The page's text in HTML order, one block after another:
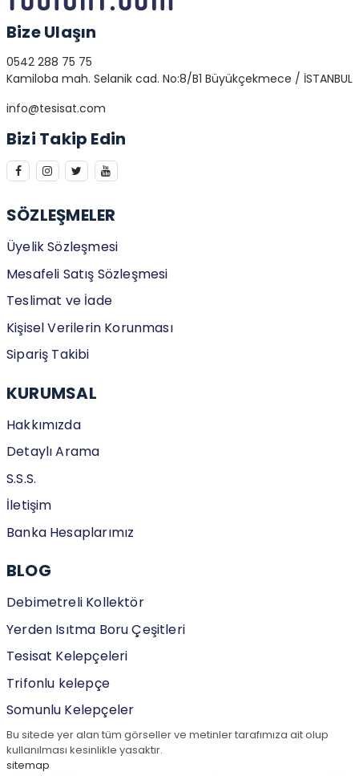
Bize Ulaşın
0542 288 75 75
Kamiloba mah. Selanik cad. No:8/B1 Büyükçekmece / İSTANBUL
info@tesisat.com
Bizi Takip Edin
SÖZLEŞMELER
Üyelik Sözleşmesi
Mesafeli Satış Sözleşmesi
Teslimat ve İade
Kişisel Verilerin Korunması
Sipariş Takibi
KURUMSAL
Hakkımızda
Detaylı Arama
S.S.S.
İletişim
Banka Hesaplarımız
BLOG
Debimetreli Kollektör
Yerden Isıtma Boru Çeşitleri
Tesisat Kelepçeleri
Trifonlu kelepçe
Somunlu Kelepçeler
Bu sitede yer alan tüm görseller ve metinler tarafımıza ait olup
kullanılması kesinlikle yasaktır.
sitemap